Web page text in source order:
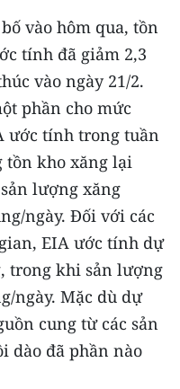
vào hôm qua, tồn
tính đã giảm 2,3
vào ngày 21/2.
phần cho mức
ước tính trong tuần
tồn kho xăng lại
lượng xăng
ngày. Đối với các
EIA ước tính dự
trong khi sản lượng
ngày. Mặc dù dự
cung từ các sản
dào đã phần nào